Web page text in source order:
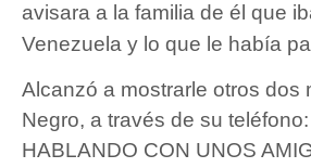
avisara a la familia de él que
Venezuela y lo que le había
Alcanzó a mostrarle otros dos
Negro, a través de su teléfono:
HABLANDO CON UNOS